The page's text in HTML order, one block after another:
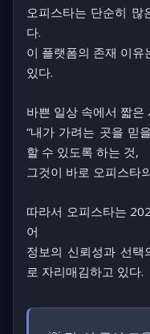
오피스타는 단순히 많
다.
이 플랫폼의 존재 이유
있다.
바쁜 일상 속에서 짧은
“내가 가려는 곳을 믿
할 수 있도록 하는 것,
그것이 바로 오피스타
따라서 오피스타는
어
정보의 신뢰성과 선택
로 자리매김하고 있다.